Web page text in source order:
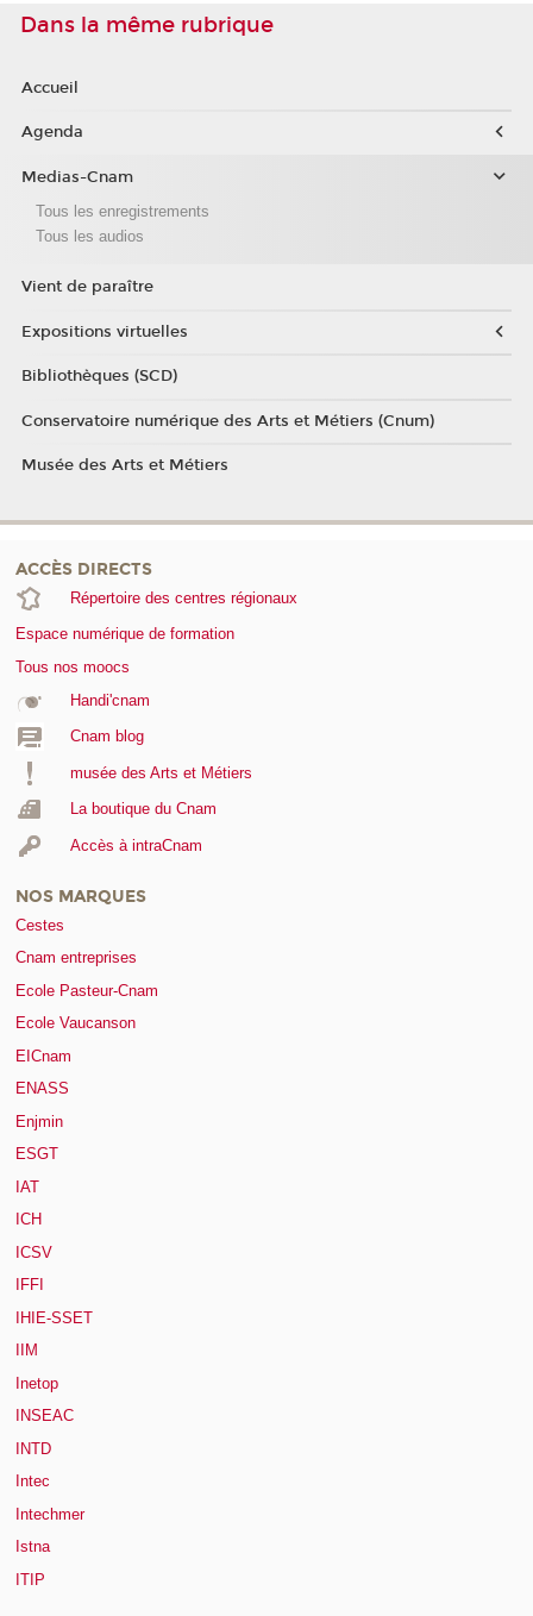
Dans la même rubrique
Accueil
Agenda
Medias-Cnam
Tous les enregistrements
Tous les audios
Vient de paraître
Expositions virtuelles
Bibliothèques (SCD)
Conservatoire numérique des Arts et Métiers (Cnum)
Musée des Arts et Métiers
ACCÈS DIRECTS
Répertoire des centres régionaux
Espace numérique de formation
Tous nos moocs
Handi'cnam
Cnam blog
musée des Arts et Métiers
La boutique du Cnam
Accès à intraCnam
NOS MARQUES
Cestes
Cnam entreprises
Ecole Pasteur-Cnam
Ecole Vaucanson
EICnam
ENASS
Enjmin
ESGT
IAT
ICH
ICSV
IFFI
IHIE-SSET
IIM
Inetop
INSEAC
INTD
Intec
Intechmer
Istna
ITIP